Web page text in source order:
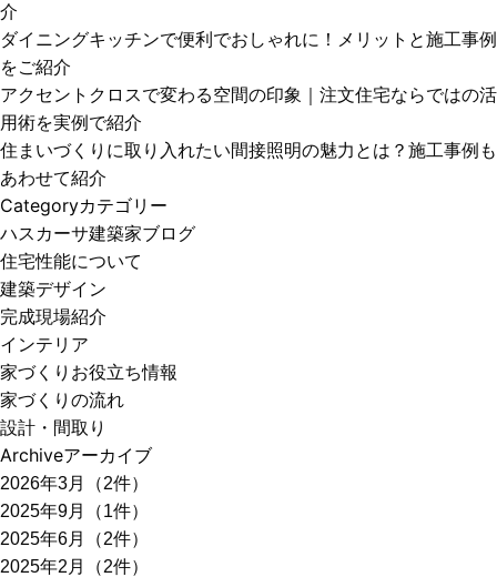
介
ダイニングキッチンで便利でおしゃれに！メリットと施工事例
をご紹介
アクセントクロスで変わる空間の印象｜注文住宅ならではの活
用術を実例で紹介
住まいづくりに取り入れたい間接照明の魅力とは？施工事例も
あわせて紹介
Categoryカテゴリー
ハスカーサ建築家ブログ
住宅性能について
建築デザイン
完成現場紹介
インテリア
家づくりお役立ち情報
家づくりの流れ
設計・間取り
Archiveアーカイブ
2026年3月（2件）
2025年9月（1件）
2025年6月（2件）
2025年2月（2件）